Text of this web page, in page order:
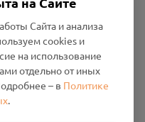
«Смоленский
Сайта и анализа
cookies и
на использование
отдельно от иных
– в Политике
.